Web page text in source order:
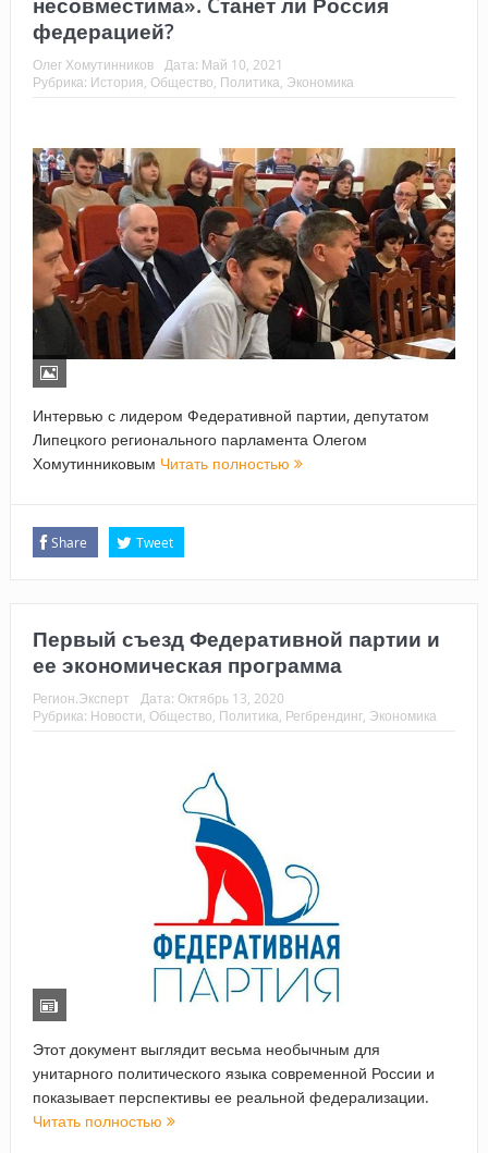
несовместима». Cтанет ли Россия
федерацией?
Олег Хомутинников Дата: Май 10, 2021
Рубрика: История, Общество, Политика, Экономика
Интервью с лидером Федеративной партии, депутатом
Липецкого регионального парламента Олегом
Хомутинниковым Читать полностью
Share Tweet
Первый съезд Федеративной партии и
ее экономическая программа
Регион.Эксперт Дата: Октябрь 13, 2020
Рубрика: Новости, Общество, Политика, Регбрендинг, Экономика
Этот документ выглядит весьма необычным для
унитарного политического языка современной России и
показывает перспективы ее реальной федерализации.
Читать полностью